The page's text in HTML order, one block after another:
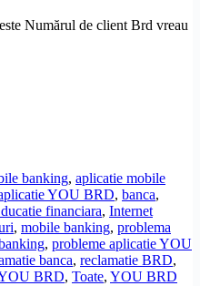
Numărul de client Brd vreau
banking, aplicatie mobile
YOU BRD, banca,
financiara, Internet
, mobile banking, problema
, probleme aplicatie YOU
banca, reclamatie BRD,
BRD, Toate, YOU BRD